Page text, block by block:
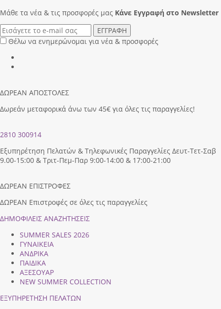
Μάθε τα νέα & τις προσφορές μας Κάνε Eγγραφή στο Newsletter
ΕΓΓΡΑΦΗ
Θέλω να ενημερώνομαι για νέα & προσφορές
ΔΩΡΕΑΝ ΑΠΟΣΤΟΛΕΣ
Δωρεάν μεταφορικά άνω των 45€ για όλες τις παραγγελίες!
2810 300914
Εξυπηρέτηση Πελατών & Τηλεφωνικές Παραγγελίες Δευτ-Τετ-Σαβ
9.00-15:00 & Τριτ-Πεμ-Παρ 9:00-14:00 & 17:00-21:00
ΔΩΡΕΑΝ ΕΠΙΣΤΡΟΦΕΣ
ΔΩΡΕΑΝ Επιστροφές σε όλες τις παραγγελίες
ΔΗΜΟΦΙΛEIΣ ΑΝΑΖΗΤΗΣΕΙΣ
SUMMER SALES 2026
ΓΥΝΑΙΚΕΙΑ
ΑΝΔΡΙΚΑ
ΠΑΙΔΙΚΑ
ΑΞΕΣΟΥΑΡ
NEW SUMMER COLLECTION
ΕΞΥΠΗΡΕΤΗΣΗ ΠΕΛΑΤΩΝ